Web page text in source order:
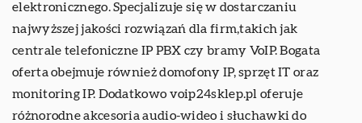
elektronicznego. Specjalizuje się w dostarczaniu
najwyższej jakości rozwiązań dla firm,takich jak
centrale telefoniczne IP PBX czy bramy VoIP. Bogata
oferta obejmuje również domofony IP, sprzęt IT oraz
monitoring IP. Dodatkowo voip24sklep.pl oferuje
różnorodne akcesoria audio-wideo i słuchawki do